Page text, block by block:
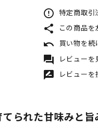
error_outline 特定商取引
share この商品を
undo 買い物を続
forum レビュー
rate_review レビューを
られた甘味みと